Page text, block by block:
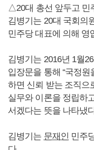
△20대 총선 앞두고 민
김병기는 20대 국회의
민주당 대표에 의해 영
김병기는 2016년 1월
입장문을 통해 “국정
하면 신뢰 받는 조직으
실무와 이론을 정립하
서겠다는 뜻을 나타냈
김병기는 문재인 민주